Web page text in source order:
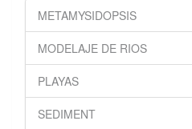
METAMYSIDOPSIS
MODELAJE DE RIOS
PLAYAS
SEDIMENT